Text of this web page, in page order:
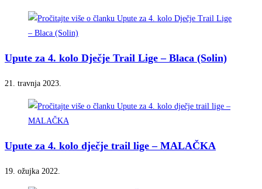
Upute za 4. kolo Dječje Trail Lige – Blaca (Solin)
21. travnja 2023.
Upute za 4. kolo dječje trail lige – MALAČKA
19. ožujka 2022.